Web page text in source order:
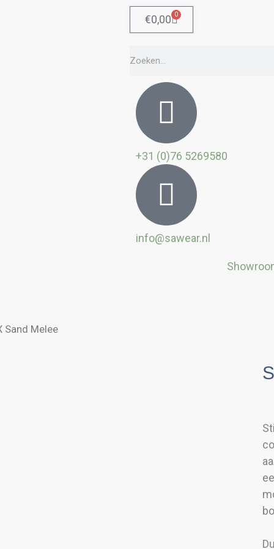
€0,00 0
Winkelwagen
+31 (0)76 5269580
info@sawear.nl
Sand Melee